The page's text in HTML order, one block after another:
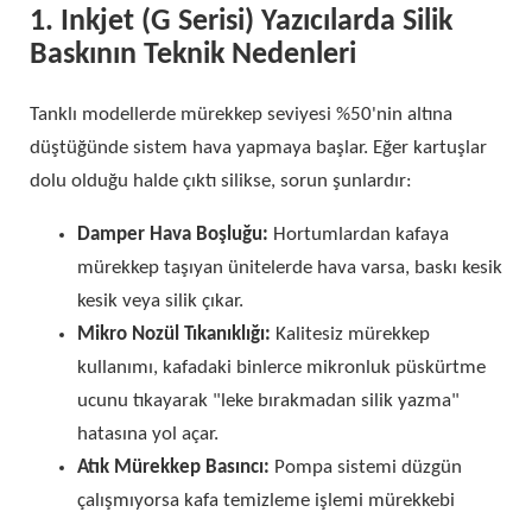
1. Inkjet (G Serisi) Yazıcılarda Silik
Baskının Teknik Nedenleri
Tanklı modellerde mürekkep seviyesi %50'nin altına
düştüğünde sistem hava yapmaya başlar. Eğer kartuşlar
dolu olduğu halde çıktı silikse, sorun şunlardır:
Damper Hava Boşluğu: Hortumlardan kafaya
mürekkep taşıyan ünitelerde hava varsa, baskı kesik
kesik veya silik çıkar.
Mikro Nozül Tıkanıklığı: Kalitesiz mürekkep
kullanımı, kafadaki binlerce mikronluk püskürtme
ucunu tıkayarak "leke bırakmadan silik yazma"
hatasına yol açar.
Atık Mürekkep Basıncı: Pompa sistemi düzgün
çalışmıyorsa kafa temizleme işlemi mürekkebi